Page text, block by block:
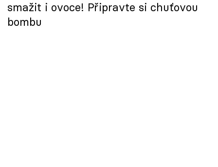
smažit i ovoce! Připravte si chuťovou
bombu